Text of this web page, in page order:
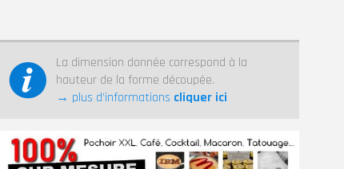
La dimension donnée correspond à la
hauteur de la forme découpée.
→ plus d’informations cliquer ici